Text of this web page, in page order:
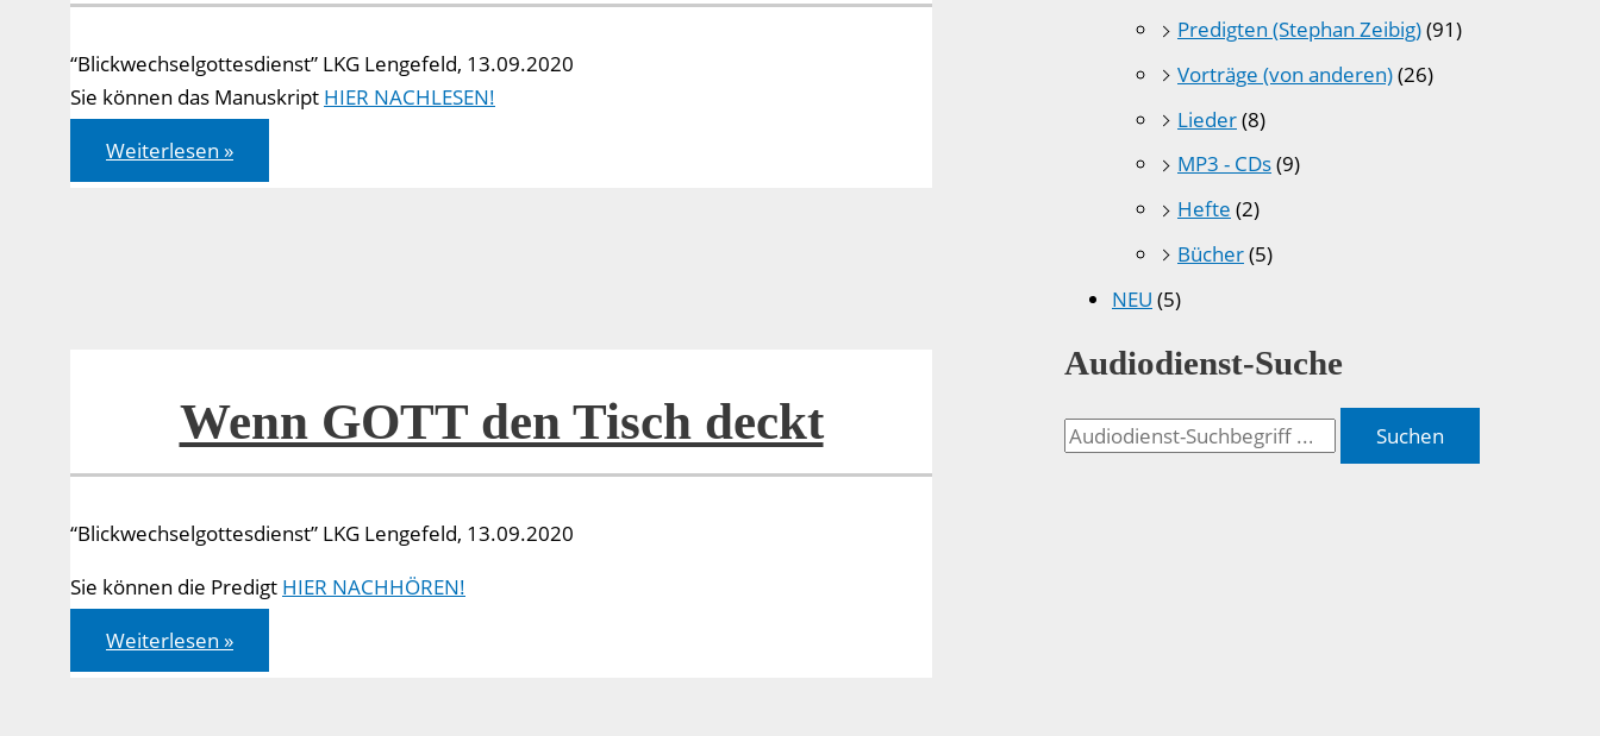
“Blickwechselgottesdienst” LKG Lengefeld, 13.09.2020
Sie können das Manuskript HIER NACHLESEN!
Wenn
GOTT
den
Weiterlesen »
Wenn GOTT den Tisch deckt
“Blickwechselgottesdienst” LKG Lengefeld, 13.09.2020
Sie können die Predigt HIER NACHHÖREN!
Wenn
GOTT
den
Weiterlesen »
Predigten (Stephan Zeibig)(91)
Vorträge (von anderen)(26)
Lieder(8)
MP3 - CDs(9)
Hefte (2)
Bücher(5)
NEU (5)
Audiodienst-Suche
Suchen